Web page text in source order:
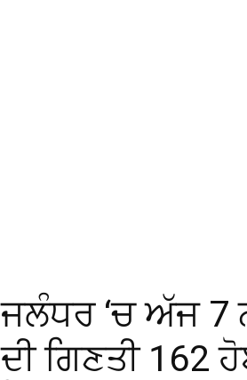
ਜਲੰਧਰ ‘ਚ ਅੱਜ 7
ਦੀ ਗਿਣਤੀ 162